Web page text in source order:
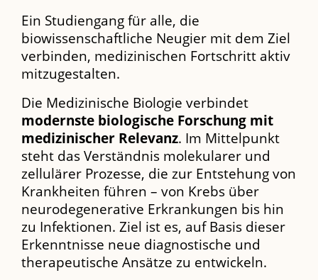
Ein Studiengang für alle, die
biowissenschaftliche Neugier mit dem Ziel
verbinden, medizinischen Fortschritt aktiv
mitzugestalten.
Die Medizinische Biologie verbindet
modernste biologische Forschung mit
medizinischer Relevanz. Im Mittelpunkt
steht das Verständnis molekularer und
zellulärer Prozesse, die zur Entstehung von
Krankheiten führen – von Krebs über
neurodegenerative Erkrankungen bis hin
zu Infektionen. Ziel ist es, auf Basis dieser
Erkenntnisse neue diagnostische und
therapeutische Ansätze zu entwickeln.